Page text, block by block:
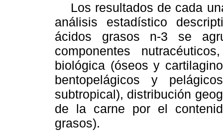
Los resultados de cada
análisis estadístico
ácidos grasos n-3 se
componentes
biológica (óseos y
bentopelágicos y
subtropical), distribución
de la carne por el
grasos).